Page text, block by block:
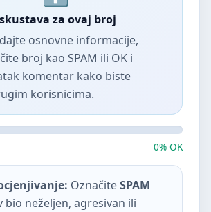
za ovaj broj
osnovne informacije,
broj kao SPAM ili OK i
komentar kako biste
korisnicima.
0% OK
OznačiteSPAM
bio neželjen, agresivan ili